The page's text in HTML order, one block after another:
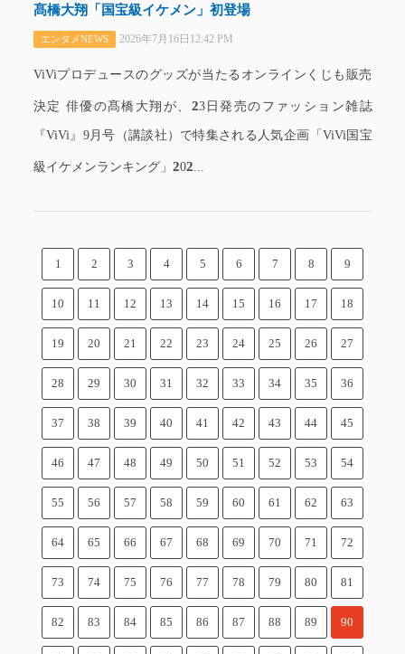
髙橋大翔「国宝級イケメン」初登場
エンタメNEWS 2026年7月16日12:42 PM
ViViプロデュースのグッズが当たるオンラインくじも販売
決定 俳優の髙橋大翔が、 23日発売のファッション雑誌
『ViVi』9月号（講談社）で特集される人気企画「ViVi国宝
級イケメンランキング」 202...
1 2 3 4 5 6 7 8 9
10 11 12 13 14 15 16 17 18
19 20 21 22 23 24 25 26 27
28 29 30 31 32 33 34 35 36
37 38 39 40 41 42 43 44 45
46 47 48 49 50 51 52 53 54
55 56 57 58 59 60 61 62 63
64 65 66 67 68 69 70 71 72
73 74 75 76 77 78 79 80 81
82 83 84 85 86 87 88 89 90